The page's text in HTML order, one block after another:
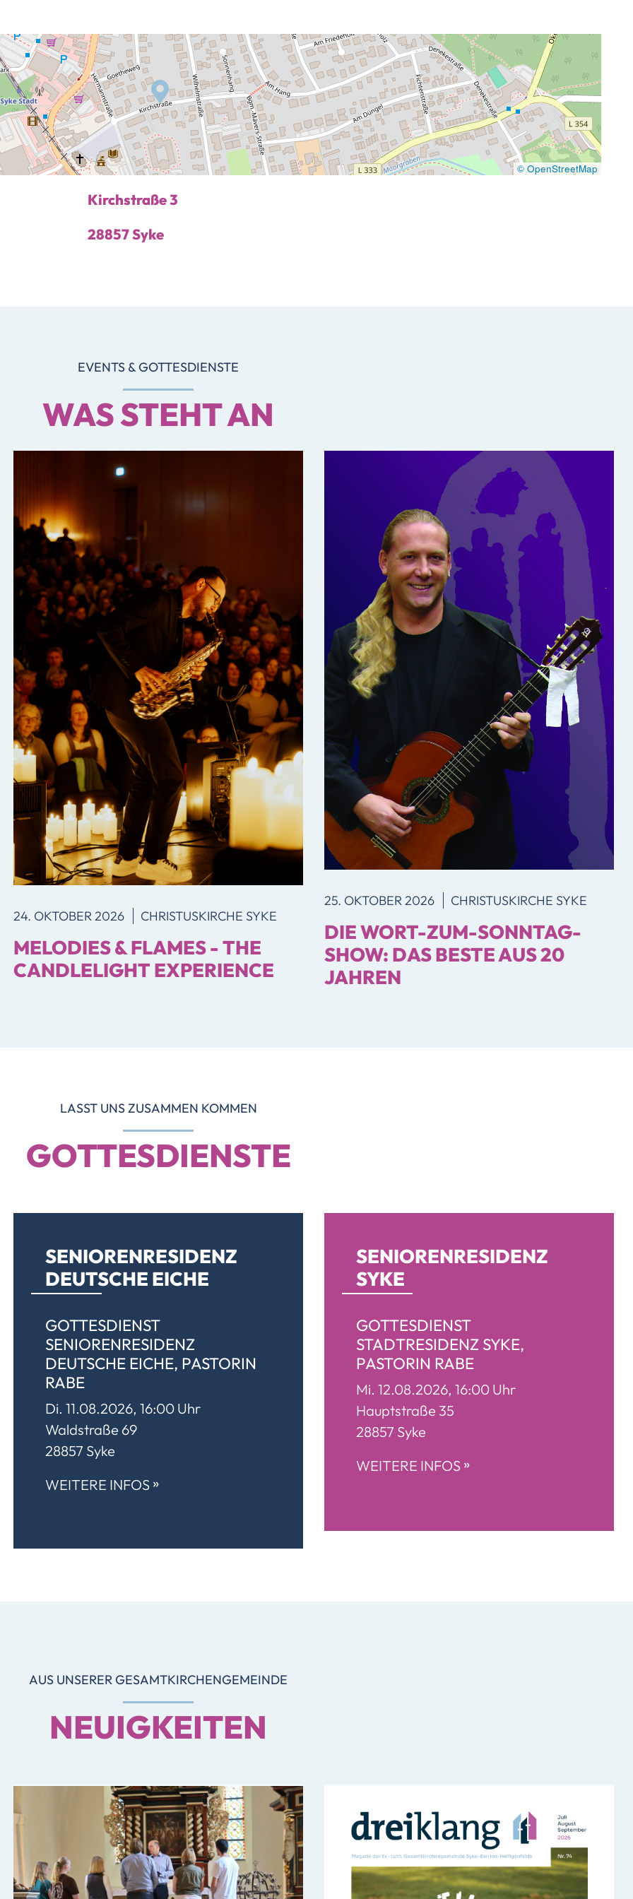
© OpenStreetMap
Kirchstraße 3
28857 Syke
EVENTS & GOTTESDIENSTE
WAS STEHT AN
24. OKTOBER 2026 CHRISTUSKIRCHE SYKE
MELODIES & FLAMES - THE
CANDLELIGHT EXPERIENCE
25. OKTOBER 2026 CHRISTUSKIRCHE SYKE
DIE WORT-ZUM-SONNTAG-
SHOW: DAS BESTE AUS 20
JAHREN
LASST UNS ZUSAMMEN KOMMEN
GOTTESDIENSTE
SENIORENRESIDENZ
DEUTSCHE EICHE
GOTTESDIENST
SENIORENRESIDENZ
DEUTSCHE EICHE, PASTORIN
RABE
Di. 11.08.2026, 16:00 Uhr
Waldstraße 69
28857 Syke
WEITERE INFOS »
SENIORENRESIDENZ
SYKE
GOTTESDIENST
STADTRESIDENZ SYKE,
PASTORIN RABE
Mi. 12.08.2026, 16:00 Uhr
Hauptstraße 35
28857 Syke
WEITERE INFOS »
AUS UNSERER GESAMTKIRCHENGEMEINDE
NEUIGKEITEN